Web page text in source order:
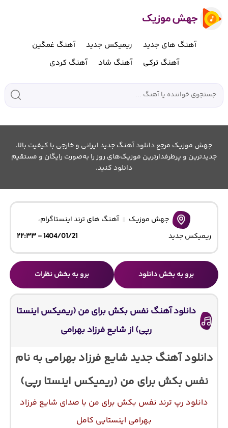
آهنگ های جدید ریمیکس جدید
آهنگ غمگین
آهنگ ترکی
آهنگ شاد آهنگ کردی
جهش موزیک مرجع دانلود آهنگ جدید ایرانی و خارجی با کیفیت بالا.
جدیدترین و پرطرفدارترین موزیک‌های روز را به‌صورت رایگان و مستقیم
دانلود کنید.
جهش موزیک آهنگ های ترند اینستاگرام،
ریمیکس جدید
1404/01/21 - ۲۲:۳۳
برو به بخش دانلود برو به بخش نظرات
دانلود آهنگ نفس بکش برای من (ریمیکس اینستا
رپی) از شایع فرزاد بهرامی
دانلود آهنگ جدید شایع فرزاد بهرامی به نام
نفس بکش برای من (ریمیکس اینستا رپی)
دانلود رپ ترند نفس بکش برای من با صدای شایع فرزاد
بهرامی اینستایی کامل